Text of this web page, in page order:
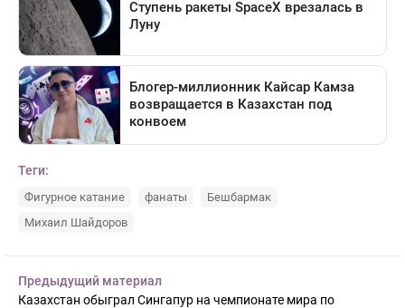
Теги:
Фигурное катание фанаты
Бешбармак
Михаил Шайдоров
Предыдущий материал
Казахстан обыграл Сингапур на чемпионате мира по